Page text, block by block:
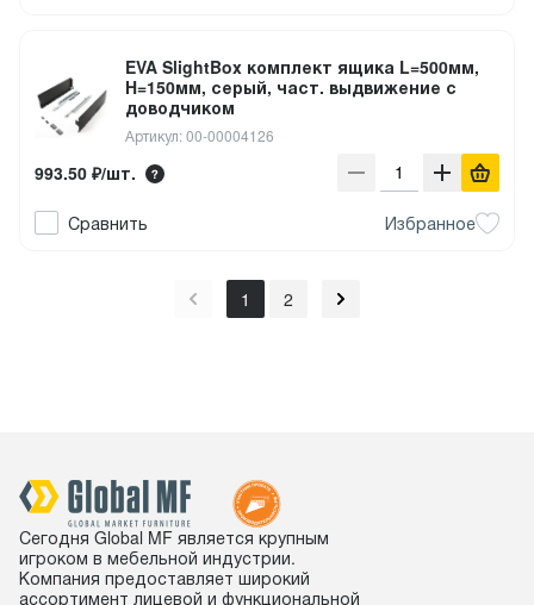
EVA SlightBox комплект ящика L=500мм,
H=150мм, серый, част. выдвижение с
доводчиком
Артикул: 00-00004126
993.50 ₽/шт.
Сравнить Избранное
1 2
Сегодня Global MF является крупным
игроком в мебельной индустрии.
Компания предоставляет широкий
ассортимент лицевой и функциональной